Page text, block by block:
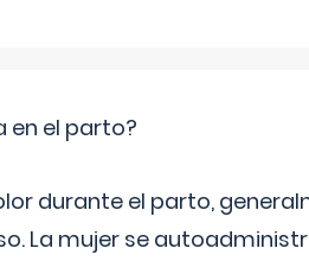
en el parto?
durante el parto,
La mujer se